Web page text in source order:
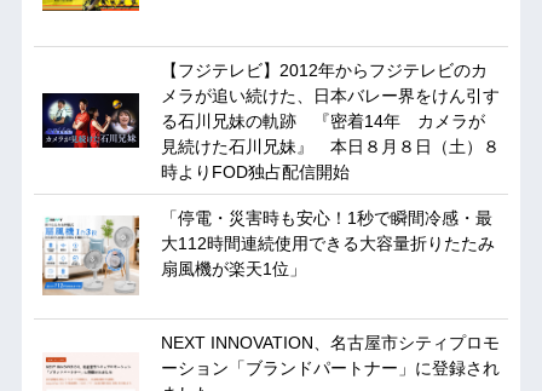
【フジテレビ】2012年からフジテレビのカ
メラが追い続けた、日本バレー界をけん引す
る石川兄妹の軌跡 『密着14年 カメラが
見続けた石川兄妹』 本日８月８日（土）８
時よりFOD独占配信開始
「停電・災害時も安心！1秒で瞬間冷感・最
大112時間連続使用できる大容量折りたたみ
扇風機が楽天1位」
NEXT INNOVATION、名古屋市シティプロモ
ーション「ブランドパートナー」に登録され